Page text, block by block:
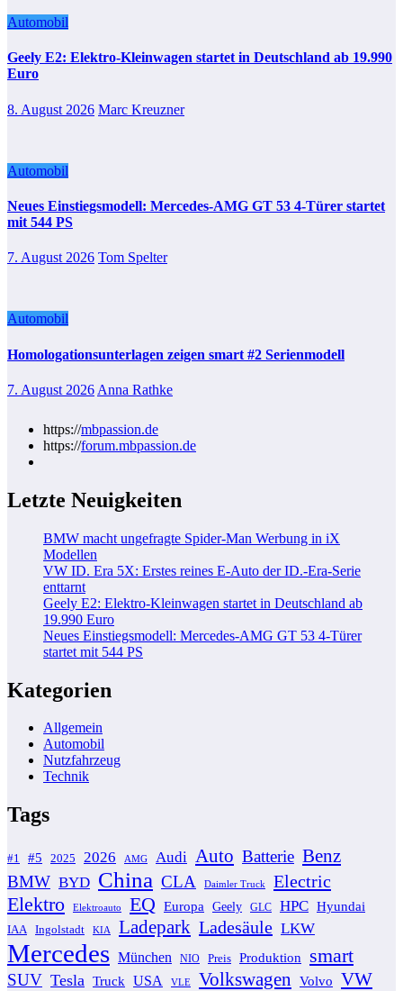
Automobil
Geely E2: Elektro-Kleinwagen startet in Deutschland ab 19.990
Euro
8. August 2026 Marc Kreuzner
Automobil
Neues Einstiegsmodell: Mercedes-AMG GT 53 4-Türer startet
mit 544 PS
7. August 2026 Tom Spelter
Automobil
Homologationsunterlagen zeigen smart #2 Serienmodell
7. August 2026 Anna Rathke
https://mbpassion.de
https://forum.mbpassion.de
Letzte Neuigkeiten
BMW macht ungefragte Spider-Man Werbung in iX
Modellen
VW ID. Era 5X: Erstes reines E-Auto der ID.-Era-Serie
enttarnt
Geely E2: Elektro-Kleinwagen startet in Deutschland ab
19.990 Euro
Neues Einstiegsmodell: Mercedes-AMG GT 53 4-Türer
startet mit 544 PS
Kategorien
Allgemein
Automobil
Nutzfahrzeug
Technik
Tags
#1 #5 2025 2026 AMG Audi Auto Batterie Benz
BMW BYD China CLA Daimler Truck Electric
Elektro Elektroauto EQ Europa Geely GLC HPC Hyundai
IAA Ingolstadt KIA Ladepark Ladesäule LKW
Mercedes München NIO Preis Produktion smart
SUV Tesla Truck USA VLE Volkswagen Volvo VW